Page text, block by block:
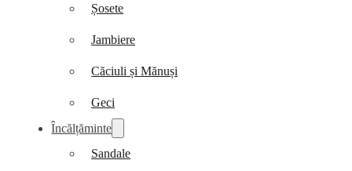
Șosete
Jambiere
Căciuli și Mănuși
Geci
Încălțăminte
Sandale